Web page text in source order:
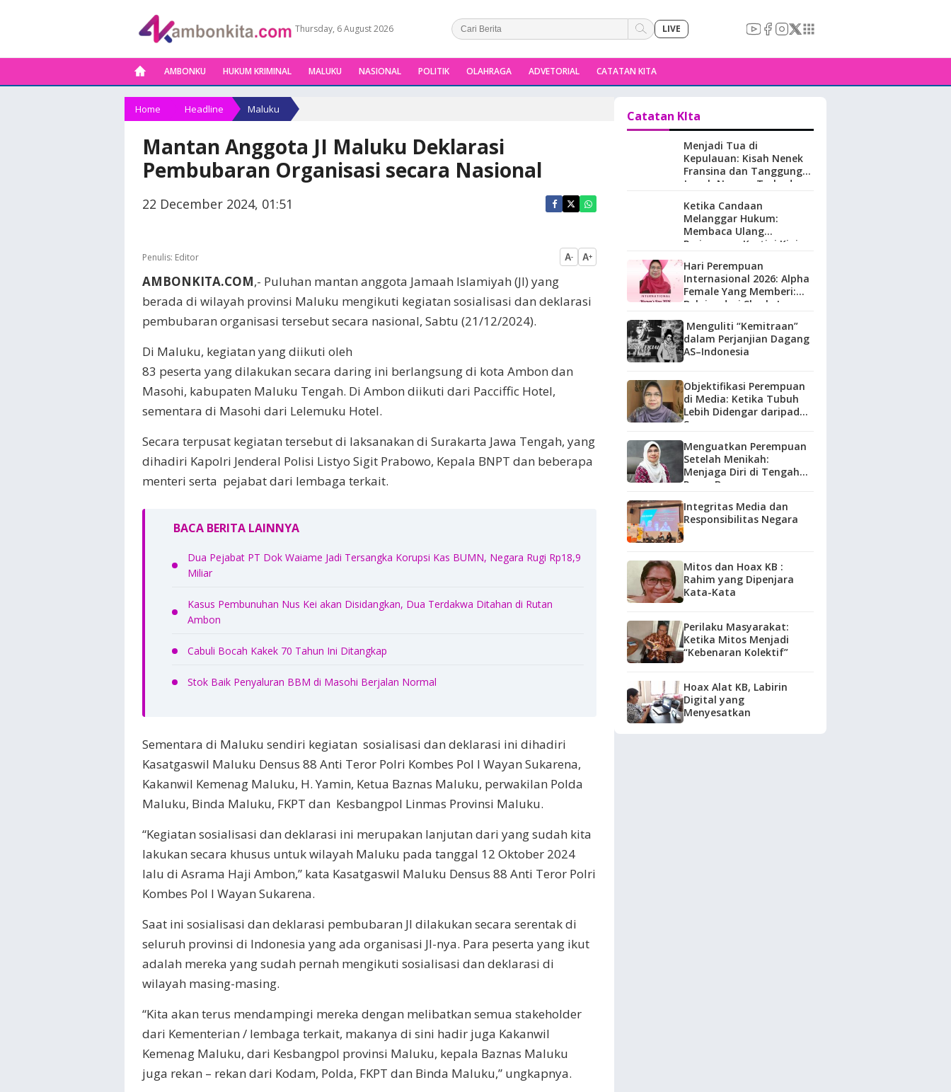
Thursday, 6 August 2026 LIVE
AMBONKU HUKUM KRIMINAL MALUKU NASIONAL POLITIK OLAHRAGA ADVETORIAL CATATAN KITA
Home Headline Maluku
Mantan Anggota JI Maluku Deklarasi
Pembubaran Organisasi secara Nasional
22 December 2024, 01:51
Penulis: Editor A- A+
AMBONKITA.COM,- Puluhan mantan anggota Jamaah Islamiyah (JI) yang
berada di wilayah provinsi Maluku mengikuti kegiatan sosialisasi dan deklarasi
pembubaran organisasi tersebut secara nasional, Sabtu (21/12/2024).
Di Maluku, kegiatan yang diikuti oleh
83 peserta yang dilakukan secara daring ini berlangsung di kota Ambon dan
Masohi, kabupaten Maluku Tengah. Di Ambon diikuti dari Pacciffic Hotel,
sementara di Masohi dari Lelemuku Hotel.
Secara terpusat kegiatan tersebut di laksanakan di Surakarta Jawa Tengah, yang
dihadiri Kapolri Jenderal Polisi Listyo Sigit Prabowo, Kepala BNPT dan beberapa
menteri serta pejabat dari lembaga terkait.
BACA BERITA LAINNYA
Dua Pejabat PT Dok Waiame Jadi Tersangka Korupsi Kas BUMN, Negara Rugi Rp18,9
Miliar
Kasus Pembunuhan Nus Kei akan Disidangkan, Dua Terdakwa Ditahan di Rutan
Ambon
Cabuli Bocah Kakek 70 Tahun Ini Ditangkap
Stok Baik Penyaluran BBM di Masohi Berjalan Normal
Sementara di Maluku sendiri kegiatan sosialisasi dan deklarasi ini dihadiri
Kasatgaswil Maluku Densus 88 Anti Teror Polri Kombes Pol I Wayan Sukarena,
Kakanwil Kemenag Maluku, H. Yamin, Ketua Baznas Maluku, perwakilan Polda
Maluku, Binda Maluku, FKPT dan Kesbangpol Linmas Provinsi Maluku.
“Kegiatan sosialisasi dan deklarasi ini merupakan lanjutan dari yang sudah kita
lakukan secara khusus untuk wilayah Maluku pada tanggal 12 Oktober 2024
lalu di Asrama Haji Ambon,” kata Kasatgaswil Maluku Densus 88 Anti Teror Polri
Kombes Pol I Wayan Sukarena.
Saat ini sosialisasi dan deklarasi pembubaran JI dilakukan secara serentak di
seluruh provinsi di Indonesia yang ada organisasi JI-nya. Para peserta yang ikut
adalah mereka yang sudah pernah mengikuti sosialisasi dan deklarasi di
wilayah masing-masing.
“Kita akan terus mendampingi mereka dengan melibatkan semua stakeholder
dari Kementerian / lembaga terkait, makanya di sini hadir juga Kakanwil
Kemenag Maluku, dari Kesbangpol provinsi Maluku, kepala Baznas Maluku
juga rekan – rekan dari Kodam, Polda, FKPT dan Binda Maluku,” ungkapnya.
Catatan KIta
Menjadi Tua di
Kepulauan: Kisah Nenek
Fransina dan Tanggung
Jawab Negara Terhadap
Maluku.
Ketika Candaan
Melanggar Hukum:
Membaca Ulang
Perjuangan Kartini Kini
Hari Perempuan
Internasional 2026: Alpha
Female Yang Memberi:
Belajar dari Sherly Laos
Menguliti “Kemitraan”
dalam Perjanjian Dagang
AS–Indonesia
Objektifikasi Perempuan
di Media: Ketika Tubuh
Lebih Didengar daripada
Suara
Menguatkan Perempuan
Setelah Menikah:
Menjaga Diri di Tengah
Peran Baru
Integritas Media dan
Responsibilitas Negara
Mitos dan Hoax KB :
Rahim yang Dipenjara
Kata-Kata
Perilaku Masyarakat:
Ketika Mitos Menjadi
“Kebenaran Kolektif”
Hoax Alat KB, Labirin
Digital yang
Menyesatkan